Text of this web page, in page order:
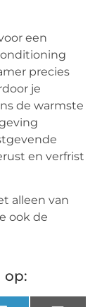
een
precies
je
de warmste
en verfrist
alleen van
ook de
op: